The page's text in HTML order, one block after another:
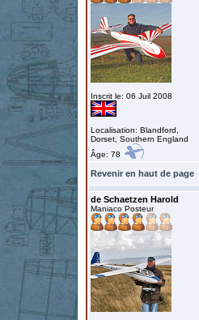
Inscrit le: 06 Juil 2008
Localisation: Blandford,
Dorset, Southern England
Âge: 78
Revenir en haut de page
de Schaetzen Harold
Maniaco Posteur